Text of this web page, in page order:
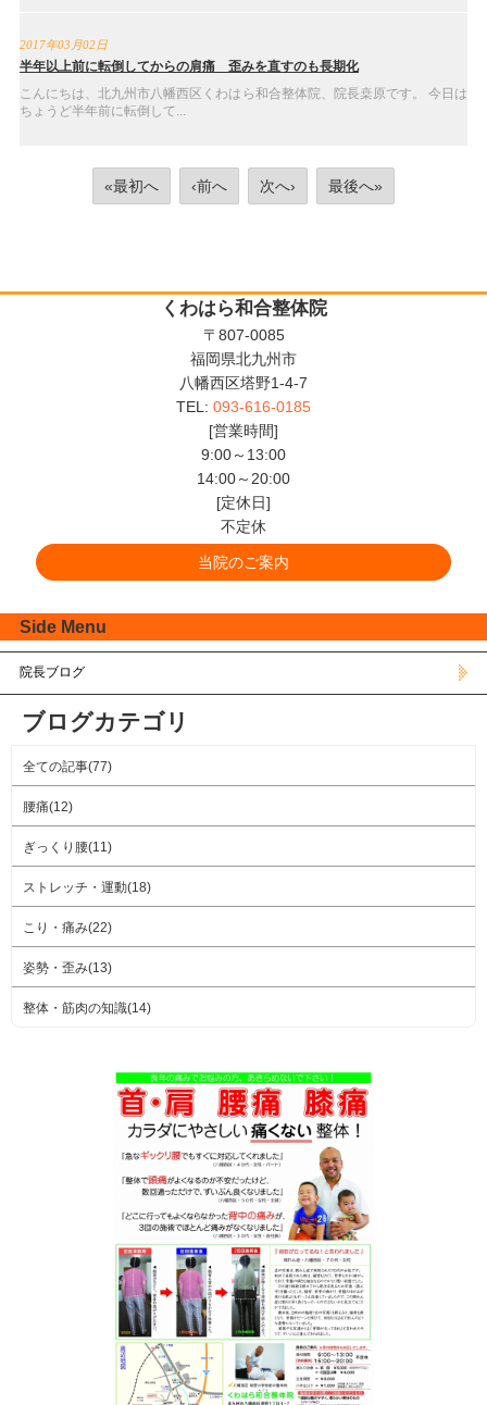
2017年03月02日
半年以上前に転倒してからの肩痛 歪みを直すのも長期化
こんにちは、北九州市八幡西区くわはら和合整体院、院長桒原です。 今日は
ちょうど半年前に転倒して...
«最初へ ‹前へ 次へ› 最後へ»
くわはら和合整体院
〒807-0085
福岡県北九州市
八幡西区塔野1-4-7
TEL: 093-616-0185
[営業時間]
9:00～13:00
14:00～20:00
[定休日]
不定休
当院のご案内
Side Menu
院長ブログ
ブログカテゴリ
全ての記事(77)
腰痛(12)
ぎっくり腰(11)
ストレッチ・運動(18)
こり・痛み(22)
姿勢・歪み(13)
整体・筋肉の知識(14)